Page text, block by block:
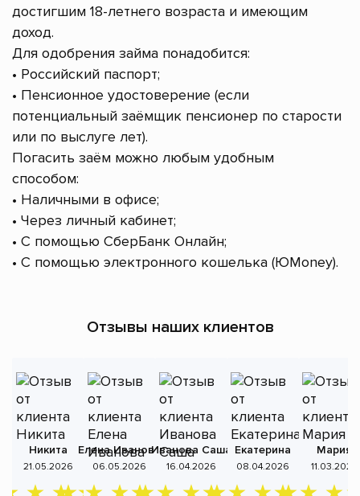
достигшим 18-летнего возраста и имеющим
доход.
Для одобрения займа понадобится:
• Российский паспорт;
• Пенсионное удостоверение (если
потенциальный заёмщик пенсионер по старости
или по выслуге лет).
Погасить заём можно любым удобным
способом:
• Наличными в офисе;
• Через личный кабинет;
• С помощью СберБанк Онлайн;
• С помощью электронного кошелька (ЮMoney).
Отзывы наших клиентов
Никита
21.05.2026
Елена Иванова
06.05.2026
Иванова Саша
16.04.2026
Екатерина
08.04.2026
Мария
11.03.2026